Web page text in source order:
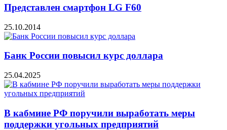
Представлен смартфон LG F60
25.10.2014
Банк России повысил курс доллара
25.04.2025
В кабмине РФ поручили выработать меры
поддержки угольных предприятий